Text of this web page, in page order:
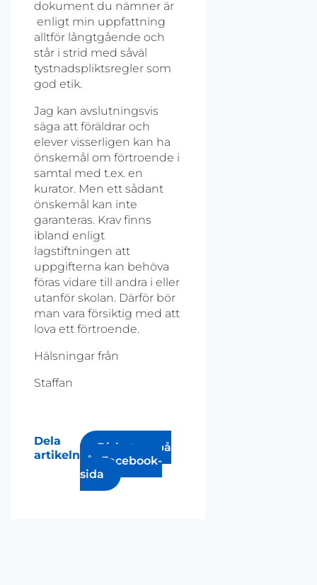
dokument du nämner är
enligt min uppfattning
alltför långtgående och
står i strid med såväl
tystnadspliktsregler som
god etik.
Jag kan avslutningsvis
säga att föräldrar och
elever visserligen kan ha
önskemål om förtroende i
samtal med t.ex. en
kurator. Men ett sådant
önskemål kan inte
garanteras. Krav finns
ibland enligt
lagstiftningen att
uppgifterna kan behöva
föras vidare till andra i eller
utanför skolan. Därför bör
man vara försiktig med att
lova ett förtroende.
Hälsningar från
Staffan
Dela
artikeln
Diskutera på
vår Facebook-
sida